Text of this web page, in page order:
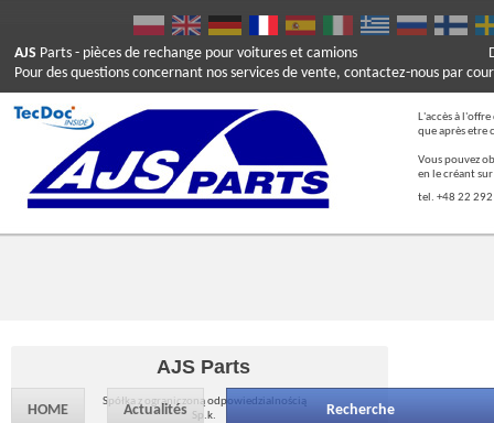
AJS Parts - pièces de rechange pour voitures et camions
Pour des questions concernant nos services de vente, contactez-nous par
L'accès à
que après etre
Vous pouvez
en le créant
tel. +48 22
HOME Actualités Recherche
AJS Parts
Spółka z ograniczoną odpowiedzialnością
Sp.k.